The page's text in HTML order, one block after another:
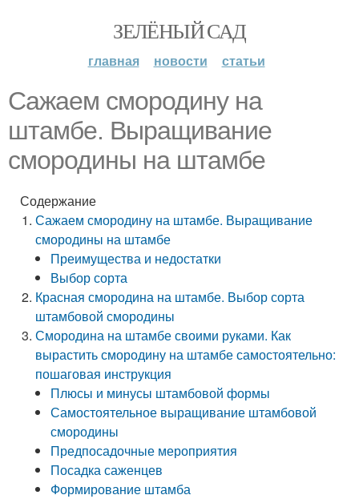
ЗЕЛЁНЫЙ САД
главная новости статьи
Сажаем смородину на
штамбе. Выращивание
смородины на штамбе
Содержание
Сажаем смородину на штамбе. Выращивание
смородины на штамбе
Преимущества и недостатки
Выбор сорта
Красная смородина на штамбе. Выбор сорта
штамбовой смородины
Смородина на штамбе своими руками. Как
вырастить смородину на штамбе самостоятельно:
пошаговая инструкция
Плюсы и минусы штамбовой формы
Самостоятельное выращивание штамбовой
смородины
Предпосадочные мероприятия
Посадка саженцев
Формирование штамба